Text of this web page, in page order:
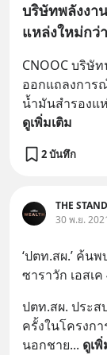
บริษัทพลังงา
แหล่งใหม่กว่
CNOOC บริษั
ออกแถลงการ
น้ำมันสำรองแ
ดูเพิ่มเติม
2 บันทึก
THE
30 พ.ย.
‘ปตท.สผ.’ ค้น
ซาราวัก เอสเ
ปตท.สผ. ประส
ครั้งในโครงก
นอกชาย... ดูเ